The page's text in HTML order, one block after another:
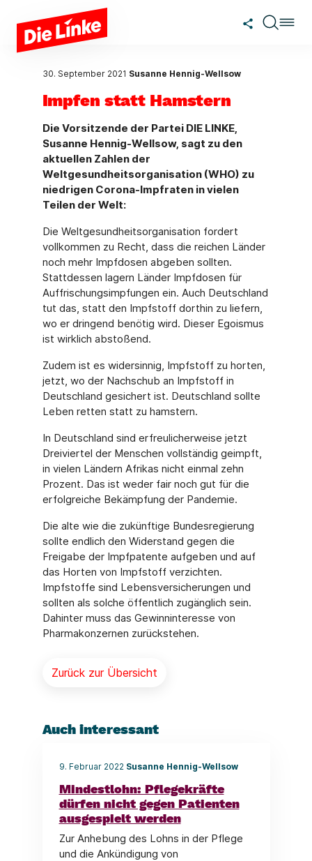
Zum Hauptinhalt springen
30. September 2021 Susanne Hennig-Wellsow
Impfen statt Hamstern
Die Vorsitzende der Partei DIE LINKE,
Susanne Hennig-Wellsow, sagt zu den
aktuellen Zahlen der
Weltgesundheitsorganisation (WHO) zu
niedrigen Corona-Impfraten in vielen
Teilen der Welt:
Die Weltgesundheitsorganisation fordert
vollkommen zu Recht, dass die reichen Länder
noch mehr Impfdosen abgeben sollten.
Stattdessen lagern Länder Impfdosen für
Auffrischungsimpfungen ein. Auch Deutschland
tut das, statt den Impfstoff dorthin zu liefern,
wo er dringend benötig wird. Dieser Egoismus
ist wirklich abstoßend.
Zudem ist es widersinnig, Impfstoff zu horten,
jetzt, wo der Nachschub an Impfstoff in
Deutschland gesichert ist. Deutschland sollte
Leben retten statt zu hamstern.
In Deutschland sind erfreulicherweise jetzt
Dreiviertel der Menschen vollständig geimpft,
in vielen Ländern Afrikas nicht einmal zehn
Prozent. Das ist weder fair noch gut für die
erfolgreiche Bekämpfung der Pandemie.
Die alte wie die zukünftige Bundesregierung
sollte endlich den Widerstand gegen die
Freigabe der Impfpatente aufgeben und auf
das Horten von Impfstoff verzichten.
Impfstoffe sind Lebensversicherungen und
sollten als solche öffentlich zugänglich sein.
Dahinter muss das Gewinninteresse von
Pharmakonzernen zurückstehen.
Zurück zur Übersicht
Auch interessant
9. Februar 2022 Susanne Hennig-Wellsow
Mindestlohn: Pflegekräfte
dürfen nicht gegen Patienten
ausgespielt werden
Zur Anhebung des Lohns in der Pflege
und die Ankündigung von